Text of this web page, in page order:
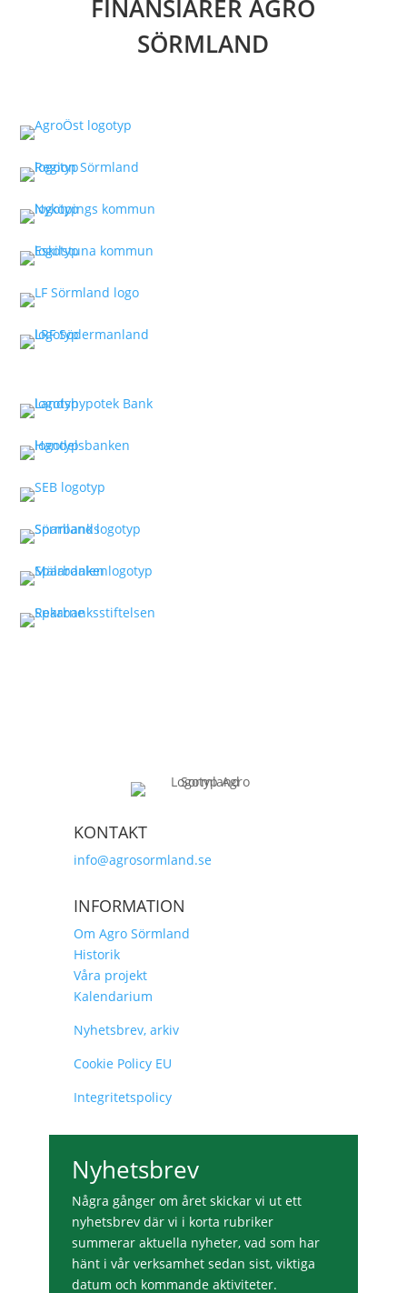
FINANSIÄRER AGRO
SÖRMLAND
KONTAKT
info@agrosormland.se
INFORMATION
Om Agro Sörmland
Historik
Våra projekt
Kalendarium
Nyhetsbrev, arkiv
Cookie Policy EU
Integritetspolicy
Nyhetsbrev
Några gånger om året skickar vi ut ett
nyhetsbrev där vi i korta rubriker
summerar aktuella nyheter, vad som har
hänt i vår verksamhet sedan sist, viktiga
datum och kommande aktiviteter.